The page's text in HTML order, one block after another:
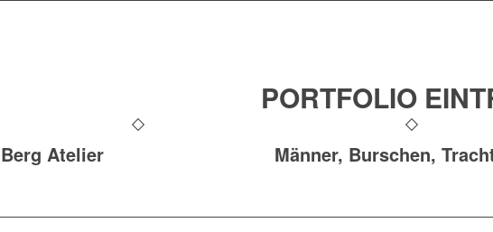
PORTFOLIO
Berg Atelier Männer, Burschen,